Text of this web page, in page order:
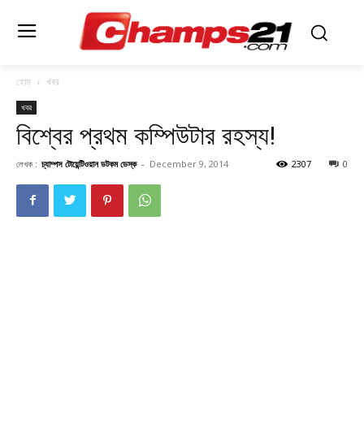
হোম খবর
খবর
বিশ্বের প্রথম কম্পিউটার রহস্য!
লেখক : চ্যাম্পস টোয়েন্টিওয়ান ডটকম ডেস্ক - December 9, 2014 0
2307